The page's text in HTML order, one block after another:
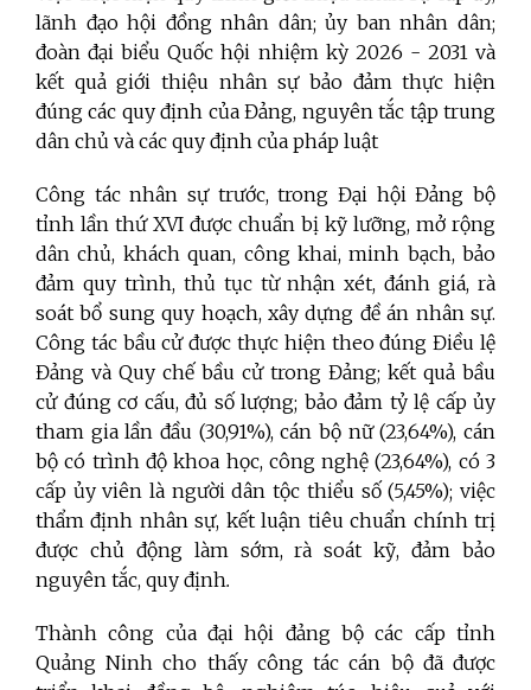
lãnh đạo hội đồng nhân dân; ủy ban nhân dân;
đoàn đại biểu Quốc hội nhiệm kỳ 2026 - 2031 và
kết quả giới thiệu nhân sự bảo đảm thực hiện
đúng các quy định của Đảng, nguyên tắc tập trung
dân chủ và các quy định của pháp luật
Công tác nhân sự trước, trong Đại hội Đảng bộ
tỉnh lần thứ XVI được chuẩn bị kỹ lưỡng, mở rộng
dân chủ, khách quan, công khai, minh bạch, bảo
đảm quy trình, thủ tục từ nhận xét, đánh giá, rà
soát bổ sung quy hoạch, xây dựng đề án nhân sự.
Công tác bầu cử được thực hiện theo đúng Điều lệ
Đảng và Quy chế bầu cử trong Đảng; kết quả bầu
cử đúng cơ cấu, đủ số lượng; bảo đảm tỷ lệ cấp ủy
tham gia lần đầu (30,91%), cán bộ nữ (23,64%), cán
bộ có trình độ khoa học, công nghệ (23,64%), có 3
cấp ủy viên là người dân tộc thiểu số (5,45%); việc
thẩm định nhân sự, kết luận tiêu chuẩn chính trị
được chủ động làm sớm, rà soát kỹ, đảm bảo
nguyên tắc, quy định.
Thành công của đại hội đảng bộ các cấp tỉnh
Quảng Ninh cho thấy công tác cán bộ đã được